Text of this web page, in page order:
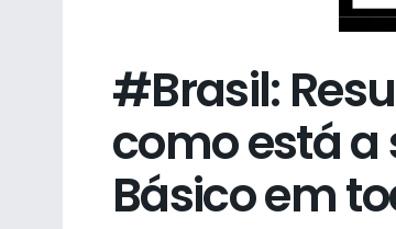
#Brasil:
como está
Básico em